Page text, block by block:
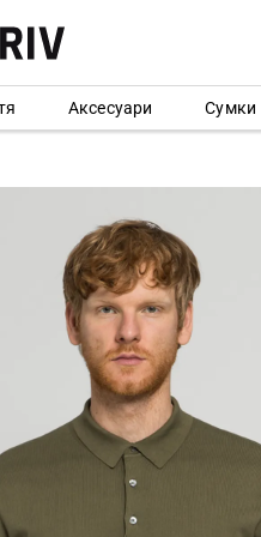
Аксесуари Сумки